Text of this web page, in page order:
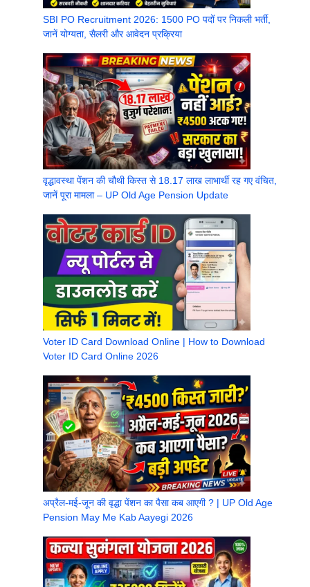
SBI PO Recruitment 2026: 1500 PO पदों पर निकली भर्ती,
जानें योग्यता, सैलरी और आवेदन प्रक्रिया
वृद्धावस्था पेंशन की चौथी किस्त से 18.17 लाख लाभार्थी रह गए वंचित,
जानें पूरा मामला – UP Old Age Pension Update
Voter ID Card Download Online | How to Download
Voter ID Card Online 2026
अप्रैल-मई-जून की वृद्धा पेंशन का पैसा कब आएगी ? | UP Old Age
Pension May Me Kab Aayegi 2026